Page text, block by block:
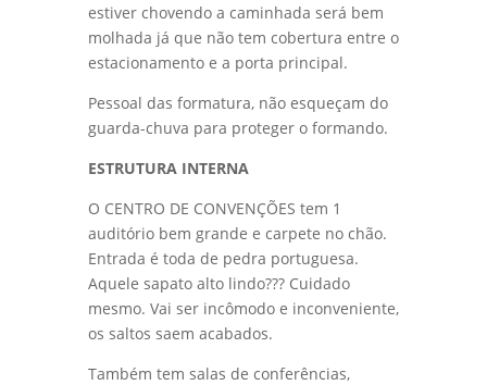
estiver chovendo a caminhada será bem
molhada já que não tem cobertura entre o
estacionamento e a porta principal.
Pessoal das formatura, não esqueçam do
guarda-chuva para proteger o formando.
ESTRUTURA INTERNA
O CENTRO DE CONVENÇÕES tem 1
auditório bem grande e carpete no chão.
Entrada é toda de pedra portuguesa.
Aquele sapato alto lindo??? Cuidado
mesmo. Vai ser incômodo e inconveniente,
os saltos saem acabados.
Também tem salas de conferências,